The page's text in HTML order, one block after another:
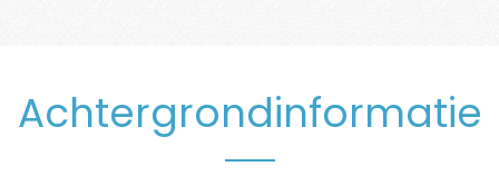
Achtergrondinformatie